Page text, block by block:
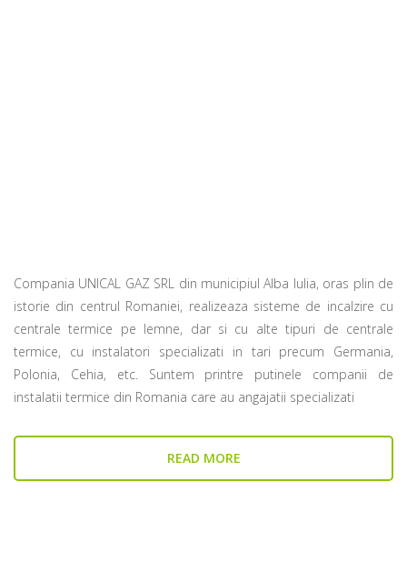
Compania UNICAL GAZ SRL din municipiul Alba Iulia, oras plin de
istorie din centrul Romaniei, realizeaza sisteme de incalzire cu
centrale termice pe lemne, dar si cu alte tipuri de centrale
termice, cu instalatori specializati in tari precum Germania,
Polonia, Cehia, etc. Suntem printre putinele companii de
instalatii termice din Romania care au angajatii specializati
READ MORE